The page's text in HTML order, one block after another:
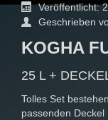
Veröffentlicht:
Geschrieben
KOGHA
25 L +
Tolles Set
passenden Deckel